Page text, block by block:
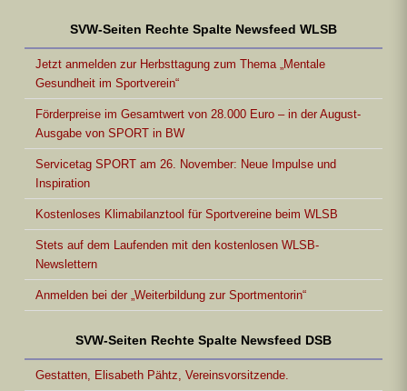
SVW-Seiten Rechte Spalte Newsfeed WLSB
Jetzt anmelden zur Herbsttagung zum Thema „Mentale
Gesundheit im Sportverein“
Förderpreise im Gesamtwert von 28.000 Euro – in der August-
Ausgabe von SPORT in BW
Servicetag SPORT am 26. November: Neue Impulse und
Inspiration
Kostenloses Klimabilanztool für Sportvereine beim WLSB
Stets auf dem Laufenden mit den kostenlosen WLSB-
Newslettern
Anmelden bei der „Weiterbildung zur Sportmentorin“
SVW-Seiten Rechte Spalte Newsfeed DSB
Gestatten, Elisabeth Pähtz, Vereinsvorsitzende.